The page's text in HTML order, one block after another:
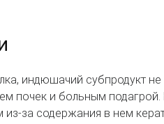
индюшачий субпродукт не
почек и больным подагрой.
за содержания в нем